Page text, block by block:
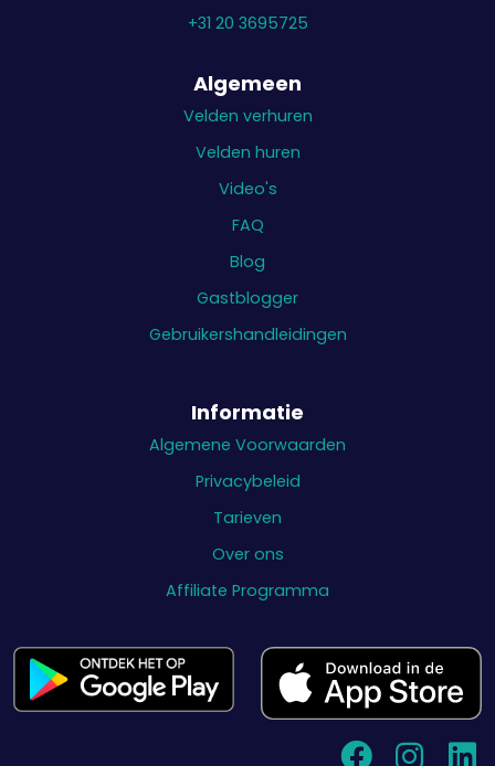
+31 20 3695725
Algemeen
Velden verhuren
Velden huren
Video's
FAQ
Blog
Gastblogger
Gebruikershandleidingen
Informatie
Algemene Voorwaarden
Privacybeleid
Tarieven
Over ons
Affiliate Programma